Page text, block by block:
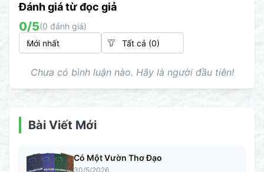
Đánh giá từ đọc giả
0/5(0 đánh giá)
Chưa có bình luận nào. Hãy là người đầu tiên!
Bài Viết Mới
Có Một Vườn Thơ Đạo
30/5/2026